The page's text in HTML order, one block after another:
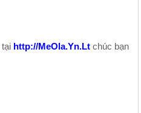
tại http://MeOla.Yn.Lt chúc bạn